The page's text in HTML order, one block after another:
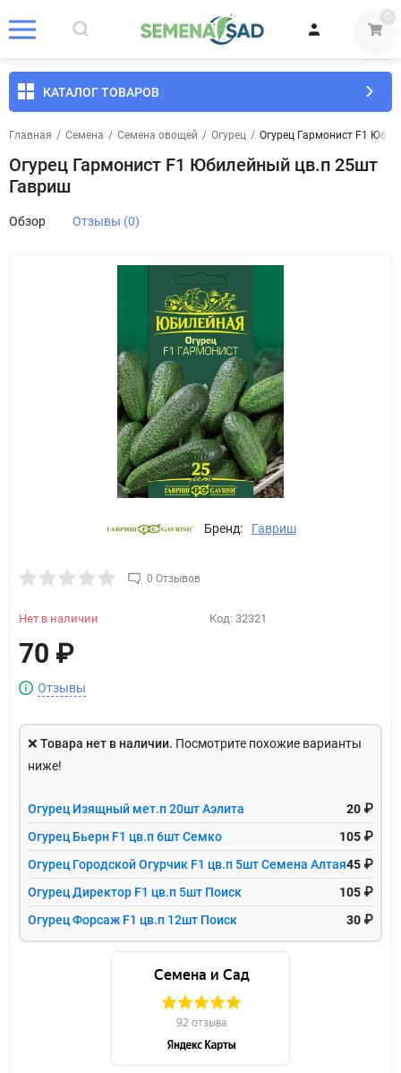
0
КАТАЛОГ ТОВАРОВ
Главная / Семена / Семена овощей / Огурец / Огурец Гармонист F1
Огурец Гармонист F1 Юбилейный цв.п 25шт
Гавриш
Обзор Отзывы (0)
Бренд: Гавриш
0 Отзывов
Нет в наличии Код: 32321
70 ₽
Отзывы
❌ Товара нет в наличии. Посмотрите похожие варианты
ниже!
Огурец Изящный мет.п 20шт Аэлита
20 ₽
Огурец Бьерн F1 цв.п 6шт Семко
105 ₽
Огурец Городской Огурчик F1 цв.п 5шт Семена Алтая45 ₽
Огурец Директор F1 цв.п 5шт Поиск
105 ₽
Огурец Форсаж F1 цв.п 12шт Поиск
30 ₽